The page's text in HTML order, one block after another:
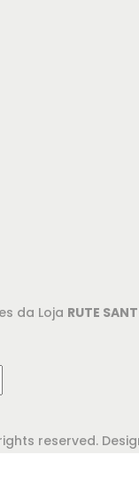
da Loja RUTE
reserved.